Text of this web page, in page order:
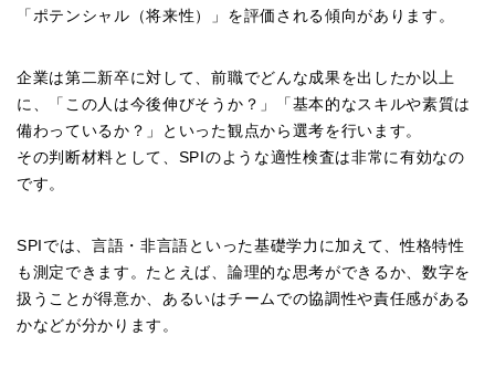
「ポテンシャル（将来性）」を評価される傾向があります。
企業は第二新卒に対して、前職でどんな成果を出したか以上
に、「この人は今後伸びそうか？」「基本的なスキルや素質は
備わっているか？」といった観点から選考を行います。
その判断材料として、SPIのような適性検査は非常に有効なの
です。
SPIでは、言語・非言語といった基礎学力に加えて、性格特性
も測定できます。たとえば、論理的な思考ができるか、数字を
扱うことが得意か、あるいはチームでの協調性や責任感がある
かなどが分かります。